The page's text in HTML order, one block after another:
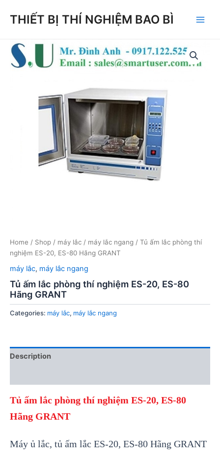
THIẾT BỊ THÍ NGHIỆM BAO BÌ
Home / Shop / máy lắc / máy lắc ngang / Tủ ấm lắc phòng thí
nghiệm ES-20, ES-80 Hãng GRANT
máy lắc, máy lắc ngang
Tủ ấm lắc phòng thí nghiệm ES-20, ES-80
Hãng GRANT
Categories: máy lắc, máy lắc ngang
Description
Tủ ấm lắc phòng thí nghiệm ES-20, ES-80
Hãng GRANT
Máy ủ lắc, tủ ấm lắc ES-20, ES-80 Hãng GRANT